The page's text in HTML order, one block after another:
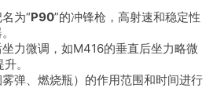
为“P90”的冲锋枪，高射速和稳定性
坐力微调，如M416的垂直后坐力略微
。
弹、燃烧瓶）的作用范围和时间进行